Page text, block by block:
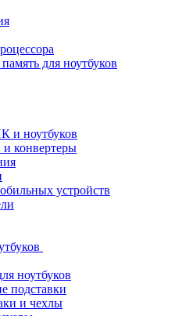
для ноутбуков
и ноутбуков
конвертеры
устройств
ноутбуков
подставки
и чехлы